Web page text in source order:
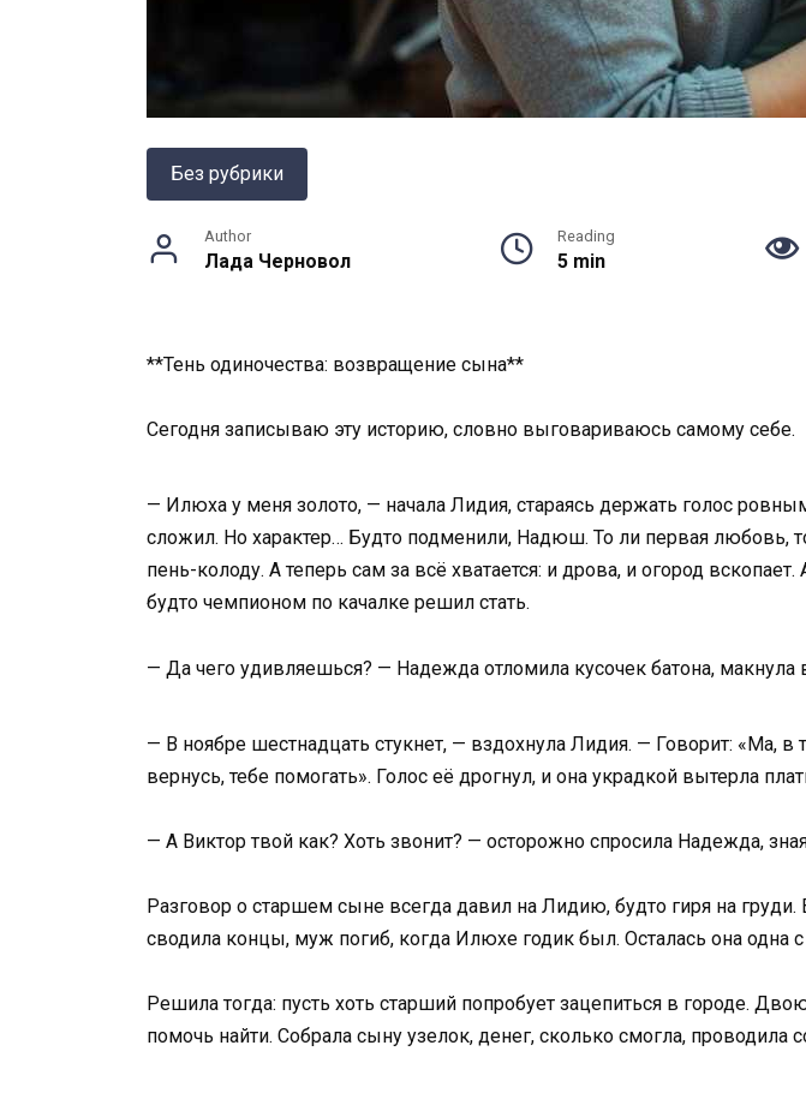
Без рубрики
Author
Лада Черновол
Reading
5 min
**Тень одиночества: возвращение сына**
Сегодня записываю эту историю, словно выговариваюсь самому себе.
— Илюха у меня золото, — начала Лидия, стараясь держать голос
сложил. Но характер… Будто подменили, Надюш. То ли первая любовь,
пень-колоду. А теперь сам за всё хватается: и дрова, и огород
будто чемпионом по качалке решил стать.
— Да чего удивляешься? — Надежда отломила кусочек батона, макнула
— В ноябре шестнадцать стукнет, — вздохнула Лидия. — Говорит: «Ма,
вернусь, тебе помогать». Голос её дрогнул, и она украдкой вытерла
— А Виктор твой как? Хоть звонит? — осторожно спросила Надежда,
Разговор о старшем сыне всегда давил на Лидию, будто гиря на
сводила концы, муж погиб, когда Илюхе годик был. Осталась она одна
Решила тогда: пусть хоть старший попробует зацепиться в городе.
помочь найти. Собрала сыну узелок, денег, сколько смогла, проводила